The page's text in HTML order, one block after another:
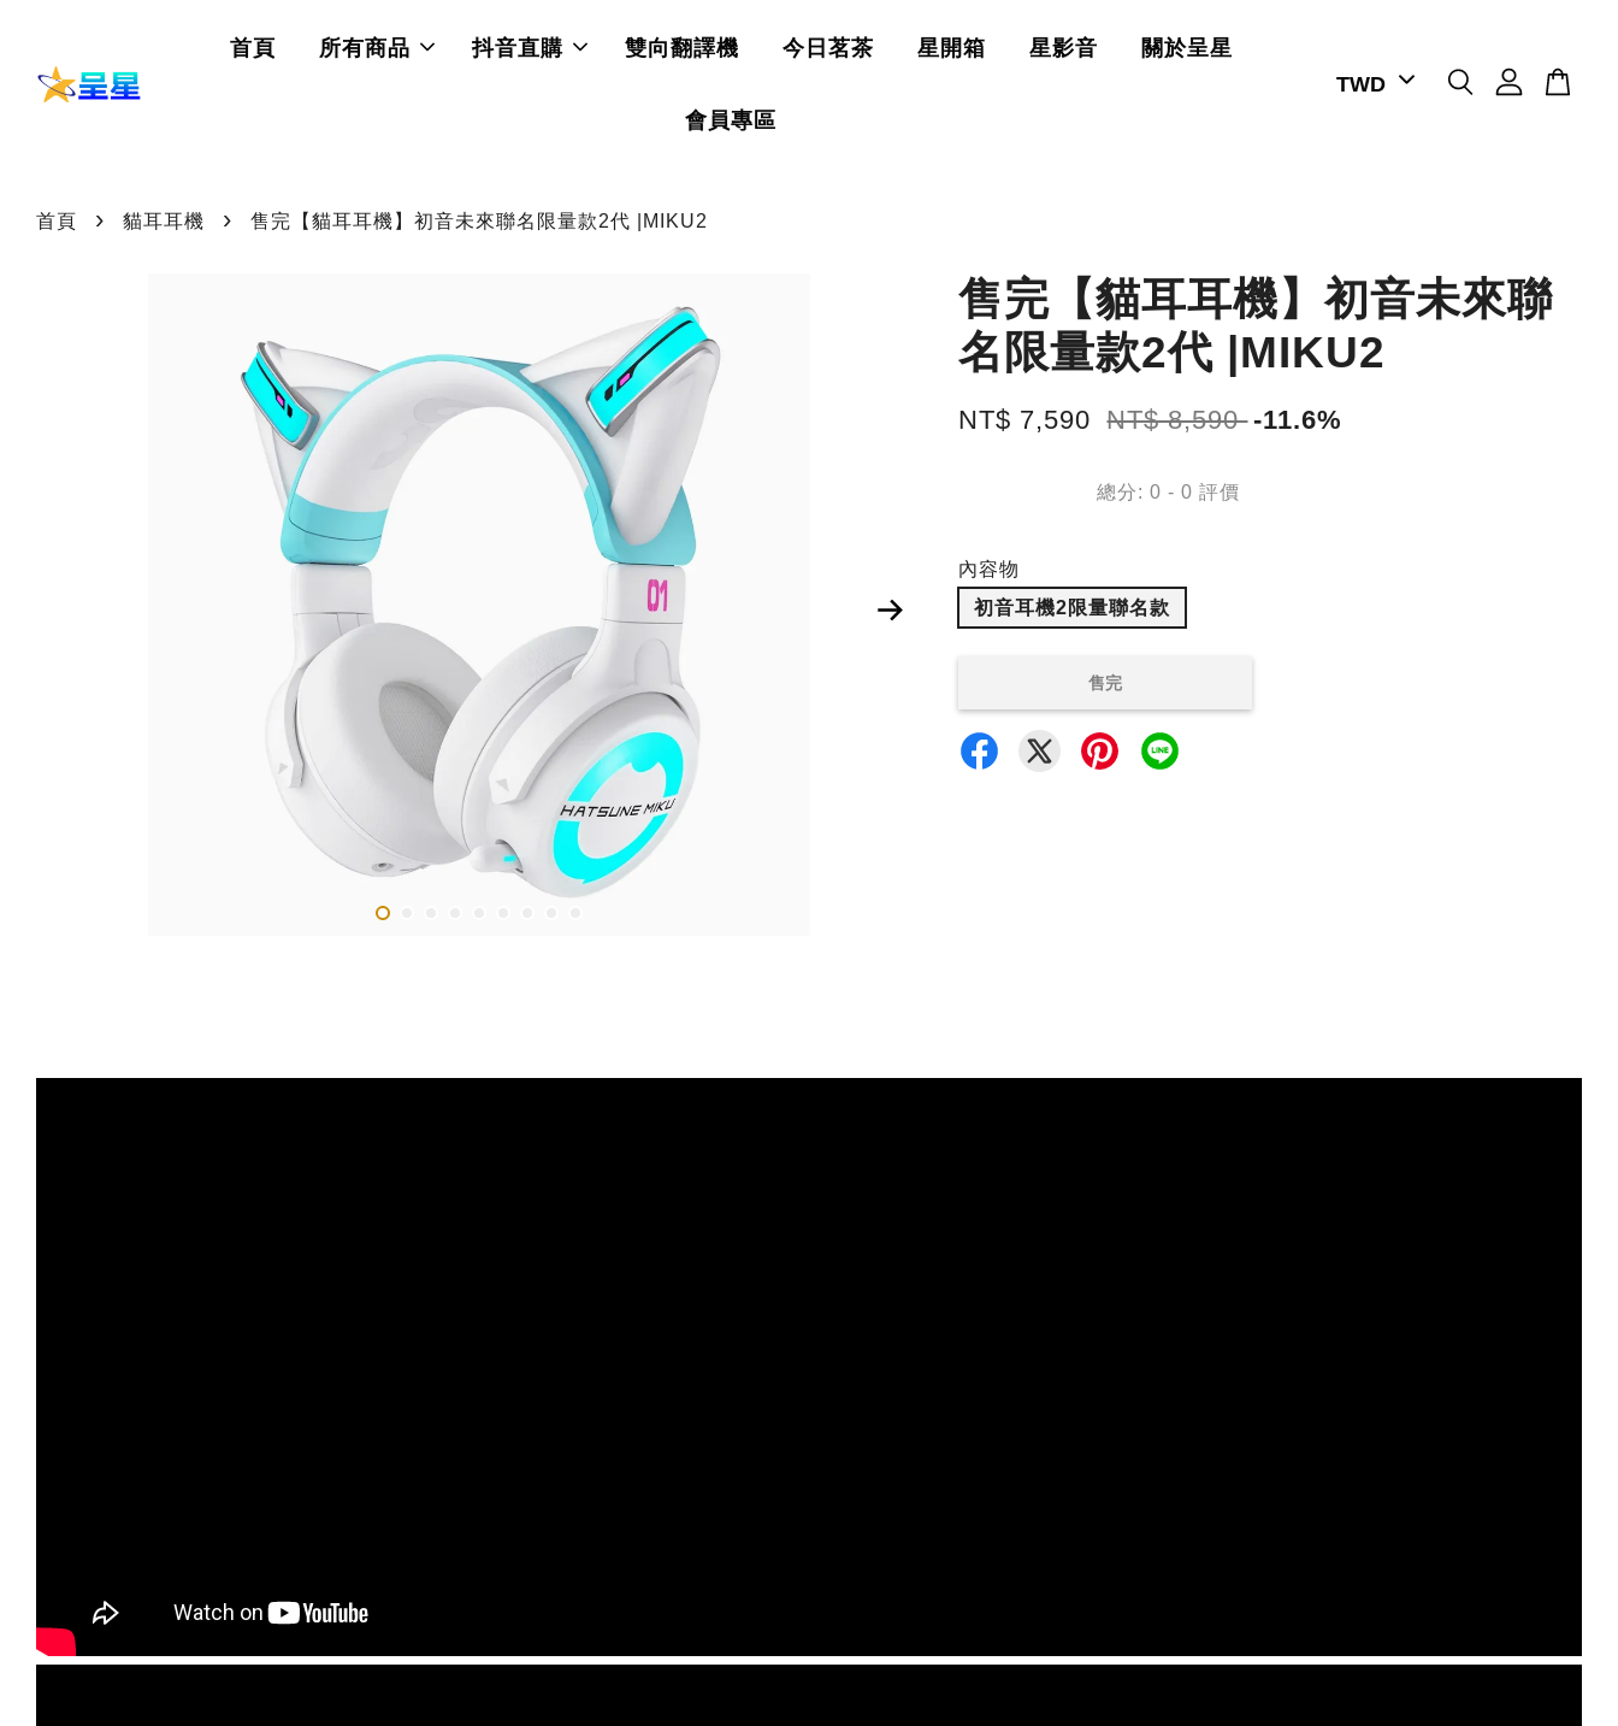
首頁 所有商品 抖音直購 雙向翻譯機 今日茗茶 星開箱 星影音 關於呈星
會員專區
首頁 › 貓耳耳機 › 售完【貓耳耳機】初音未來聯名限量款2代 |MIKU2
售完【貓耳耳機】初音未來聯
名限量款2代 |MIKU2
NT$ 7,590 NT$ 8,590 -11.6%
總分:0 -0 評價
內容物
初音耳機2限量聯名款
售完